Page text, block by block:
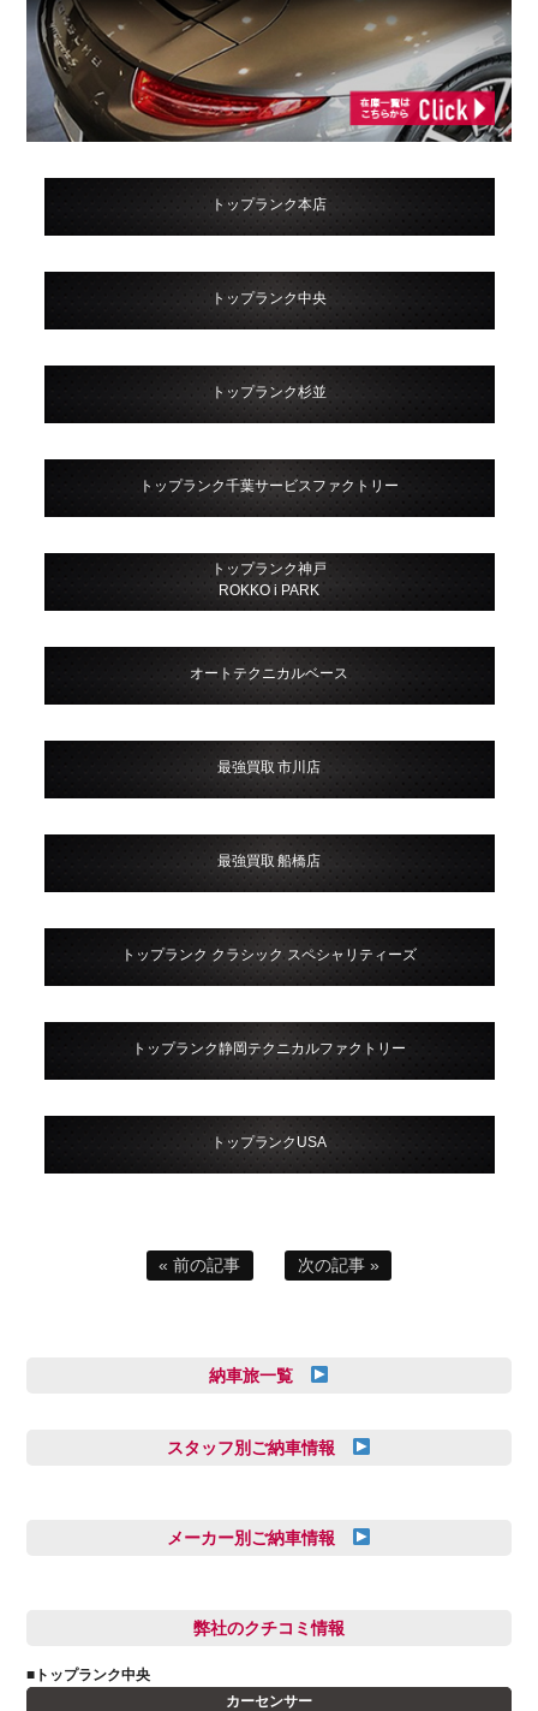
トップランク本店
トップランク中央
トップランク杉並
トップランク千葉サービスファクトリー
トップランク神戸
ROKKO i PARK
オートテクニカルベース
最強買取 市川店
最強買取 船橋店
トップランク クラシック スペシャリティーズ
トップランク静岡テクニカルファクトリー
トップランクUSA
« 前の記事 次の記事 »
納車旅一覧
スタッフ別ご納車情報
多田 健人
メーカー別ご納車情報
FIAT
弊社のクチコミ情報
■トップランク中央
カーセンサー